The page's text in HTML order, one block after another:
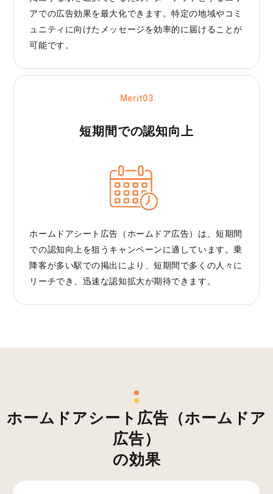
アでの広告効果を最大化できます。特定の地域やコミ
ュニティに向けたメッセージを効率的に届けることが
可能です。
Merit03
短期間での認知向上
ホームドアシート広告（ホームドア広告）は、短期間
での認知向上を狙うキャンペーンに適しています。乗
降客が多い駅での掲出により、短期間で多くの人々に
リーチでき、迅速な認知拡大が期待できます。
ホームドアシート広告（ホームドア
広告）
の効果